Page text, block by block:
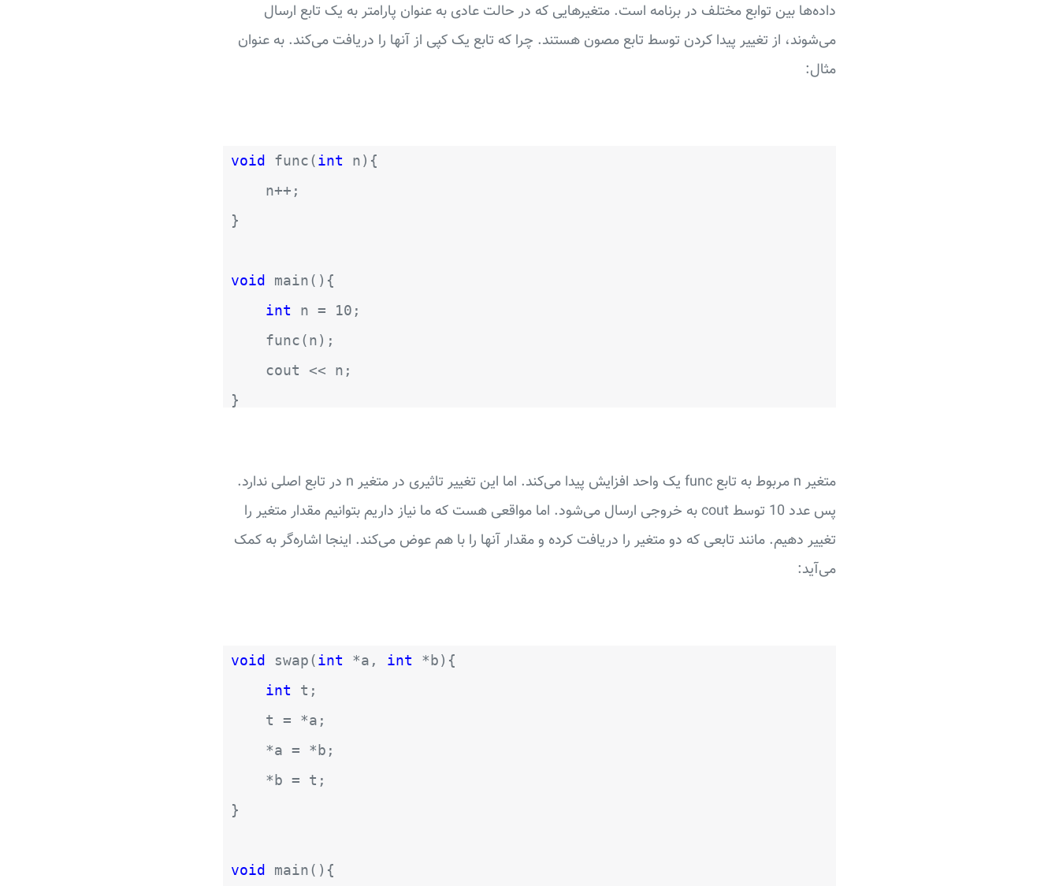
داده‌ها بین توابع مختلف در برنامه است. متغیرهایی که در حالت عادی به عنوان پارامتر به یک تابع ارسال
می‌شوند، از تغییر پیدا کردن توسط تابع مصون هستند. چرا که تابع یک کپی از آنها را دریافت می‌کند. به عنوان
مثال:
void func(int n){
n++;
}
void
main(){
int n = 10;
func(n);
cout << n;
}
متغیر n مربوط به تابع func یک واحد افزایش پیدا می‌کند. اما این تغییر تاثیری در متغیر n در تابع اصلی ندارد.
پس عدد 10 توسط cout به خروجی ارسال می‌شود. اما مواقعی هست که ما نیاز داریم بتوانیم مقدار متغیر را
تغییر دهیم. مانند تابعی که دو متغیر را دریافت کرده و مقدار آنها را با هم عوض می‌کند. اینجا اشاره‌گر به کمک
می‌آید:
void swap(int *a, int *b){
int t;
t = *a;
*a = *b;
*b = t;
}
void main(){